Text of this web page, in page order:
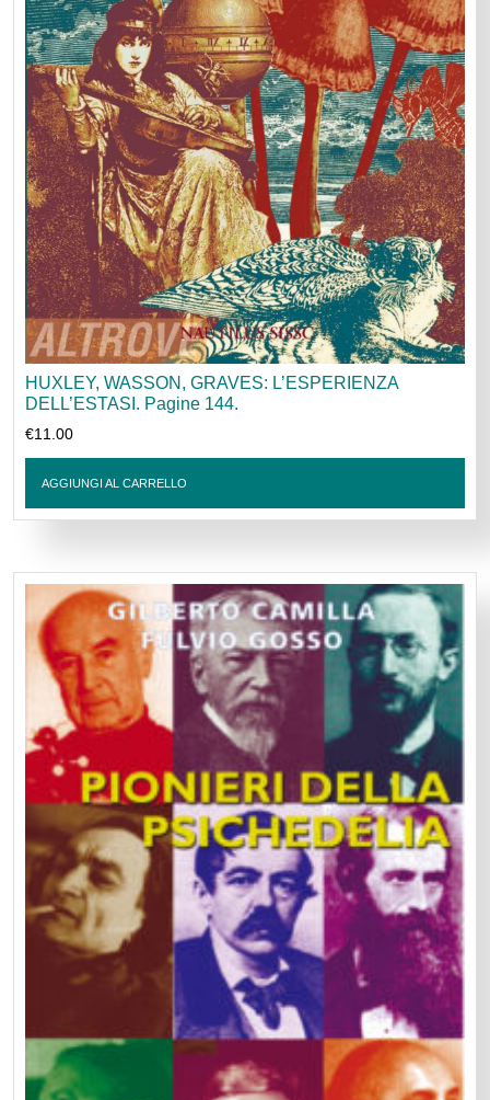
HUXLEY, WASSON, GRAVES: L’ESPERIENZA
DELL’ESTASI. Pagine 144.
€11.00
AGGIUNGI AL CARRELLO